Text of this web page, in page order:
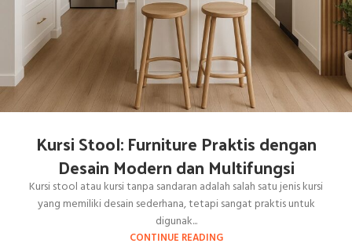
Kursi Stool: Furniture Praktis dengan
Desain Modern dan Multifungsi
Kursi stool atau kursi tanpa sandaran adalah salah satu jenis kursi
yang memiliki desain sederhana, tetapi sangat praktis untuk
digunak...
CONTINUE READING